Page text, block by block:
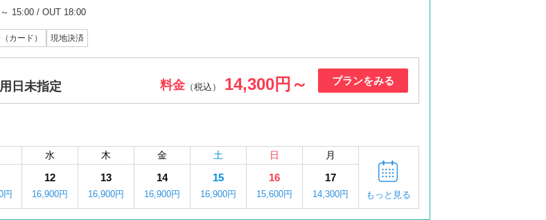
～ 15:00 / OUT 18:00
カード） 現地決済
日未指定 料金（税込） 14,300円～ プランをみる
水 木 金 土 日 月
円
12
16,900円
13
16,900円
14
16,900円
15
16,900円
16
15,600円
17
14,300円 もっと見る